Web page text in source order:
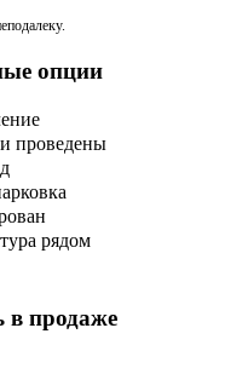
опции
проведены
рядом
в продаже